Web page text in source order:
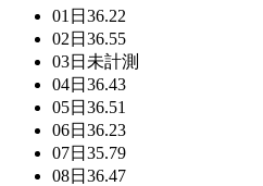
01日 36.22
02日 36.55
03日 未計測
04日 36.43
05日 36.51
06日 36.23
07日 35.79
08日 36.47